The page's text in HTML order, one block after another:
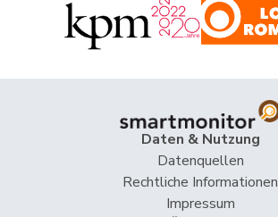
Daten & Nutzung
Datenquellen
Rechtliche Informationen
Impressum